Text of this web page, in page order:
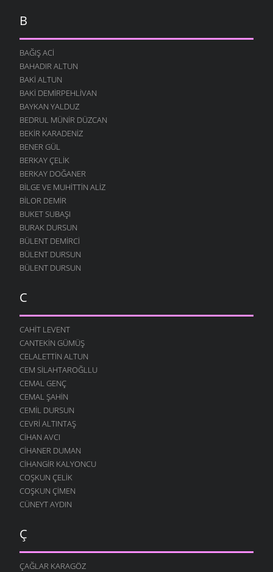
B
BAĞIŞ ACI
BAHADIR ALTUN
BAKI ALTUN
BAKI DEMIRPEHLIVAN
BAYKAN YALDUZ
BEDRUL MÜNIR DÜZCAN
BEKIR KARADENIZ
BENER GÜL
BERKAY ÇELIK
BERKAY DOĞANER
BILGE VE MUHITTIN ALIZ
BILOR DEMIR
BUKET SUBAŞI
BURAK DURSUN
BÜLENT DEMIRCI
BÜLENT DURSUN
BÜLENT DURSUN
C
CAHIT LEVENT
CANTEKIN GÜMÜŞ
CELALETTIN ALTUN
CEM SILAHTAROĞLLU
CEMAL GENÇ
CEMAL ŞAHIN
CEMIL DURSUN
CEVRI ALTINTAŞ
CIHAN AVCI
CIHANER DUMAN
CIHANGIR KALYONCU
COŞKUN ÇELIK
COŞKUN ÇIMEN
CÜNEYT AYDIN
Ç
ÇAĞLAR KARAGÖZ